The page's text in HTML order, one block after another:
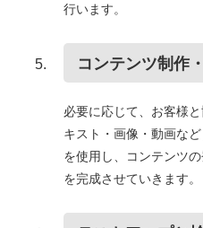
行います。
コンテンツ制作
必要に応じて、お客様
キスト・画像・動画な
を使用し、コンテンツ
を完成させていきます。